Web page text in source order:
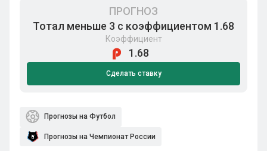
ПРОГНОЗ
Тотал меньше 3 с коэффициентом 1.68
Коэффициент
1.68
Сделать ставку
Прогнозы на Футбол
Прогнозы на Чемпионат России